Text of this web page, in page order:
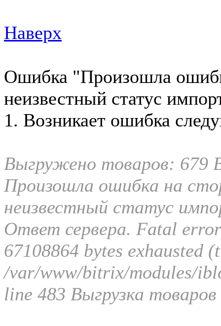
Наверх
Ошибка "Произошла
неизвестный статус
1. Возникает ошибка
Выгружено товаров: 679
Произошла ошибка на
неизвестный статус
Ответ сервера. Fatal
67108864 bytes exhausted
/var/www/bitrix/modules/
line 483 Выгрузка